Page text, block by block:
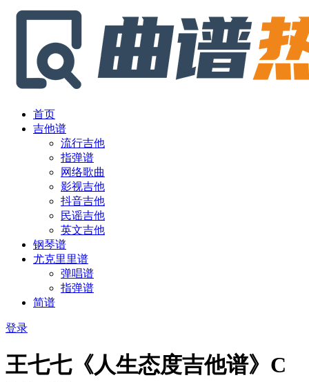
首页
吉他谱
流行吉他
指弹谱
网络歌曲
影视吉他
抖音吉他
民谣吉他
英文吉他
钢琴谱
尤克里里谱
弹唱谱
指弹谱
简谱
登录
王七七《人生态度吉他谱》C